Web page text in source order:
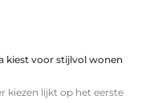
kiest voor stijlvol wonen
kiezen lijkt op het eerste